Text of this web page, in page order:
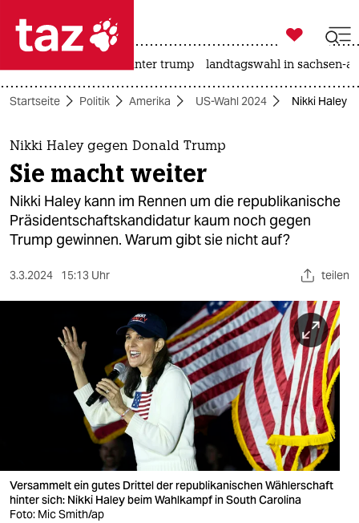
 taz zahl ich
taz zahl ich
themen
politik
öko
gesellschaft
verlag
verlag

taz zahl ich
usa unter trump landtagswahl in sachsen-
Startseite Politik Amerika US-Wahl 2024 Nikki Haley
Nikki Haley gegen Donald Trump
Sie macht weiter
Nikki Haley kann im Rennen um die republikanische
Präsidentschaftskandidatur kaum noch gegen
Trump gewinnen. Warum gibt sie nicht auf?
3.3.2024 15:13 Uhr teilen
Versammelt ein gutes Drittel der republikanischen Wählerschaft
hinter sich: Nikki Haley beim Wahlkampf in South Carolina
Foto: Mic Smith/ap